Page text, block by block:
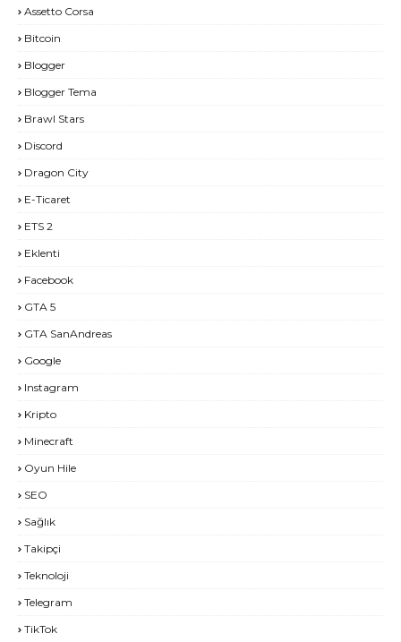
Assetto Corsa
Bitcoin
Blogger
Blogger Tema
Brawl Stars
Discord
Dragon City
E-Ticaret
ETS 2
Eklenti
Facebook
GTA 5
GTA SanAndreas
Google
Instagram
Kripto
Minecraft
Oyun Hile
SEO
Sağlık
Takipçi
Teknoloji
Telegram
TikTok